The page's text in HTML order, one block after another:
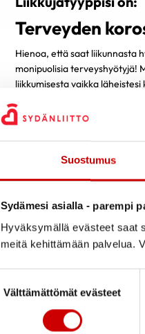
Suostumus
Sydämesi asialla - parempi
Hyväksymällä evästeet saat
meitä kehittämään palvelua.
Välttämättömät evästeet
Terveyden
Hienoa, että saat liikunnasta
monipuolisia terveyshyötyjä!
liikkumisesta vaikka läheistesi
Arvostan liikunnassa
Liikkujana olen
Liikuntaan
terveysvaikutuksia ja